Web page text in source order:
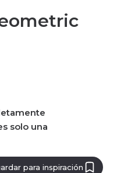
solo una
para inspiración